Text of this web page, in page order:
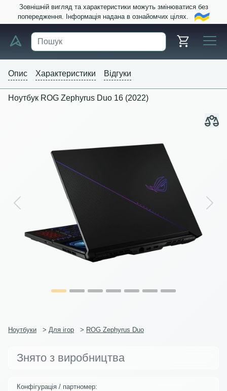
Зовнішній вигляд та характеристики можуть змінюватися без
попередження. Інформація надана в ознайомчих цілях.
Опис Характеристики Відгуки
Ноутбук ROG Zephyrus Duo 16 (2022)
Previous Next
Ноутбуки > Для ігор > ROG Zephyrus Duo
Знято з виробництва
Конфігурація / партномер: